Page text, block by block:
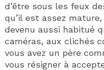
d’être sous les feux
qu’il est assez
devenu aussi habitué
caméras, aux clichés
vous avez un père
vous résigner à